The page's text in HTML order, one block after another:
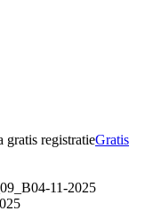
gratis registratieGratis
04-11-2025